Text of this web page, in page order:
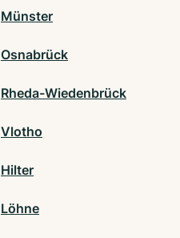
Münster
Osnabrück
Rheda-Wiedenbrück
Vlotho
Hilter
Löhne